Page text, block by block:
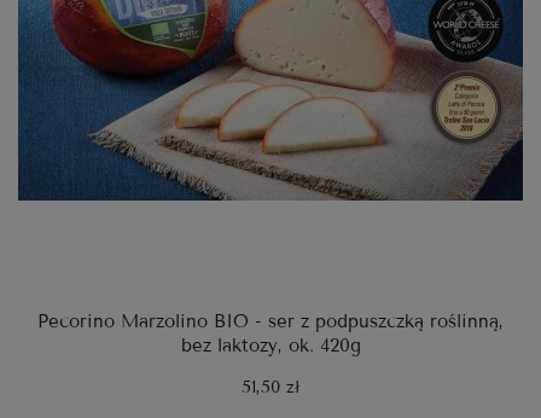
Pecorino Marzolino BIO - ser z podpuszczką roślinną,
bez laktozy, ok. 420g
51,50 zł